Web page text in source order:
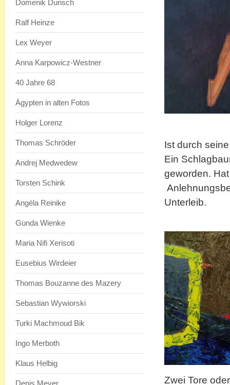
Domenik Dunsch
Ralf Heinze
Lex Weyer
Anna Karpowicz-Westner
40 Jahre 68
Ägypten in alten Fotos
Holger Lorenz
Thomas Schröder
Andrej Medwedew
Torsten Schink
Angéla Reinike
Gunda Wienke
Maria Nifi Xerisoti
Eusebius Wirdeier
Thomas Bouzanne des Mazery
Sebastian Wywiorski
Turki Machmoud Bik
Ingo Merboth
Klaus Helbig
Denis Meyer
Ist durch
Ein
geworden.
Unterleib.
Zwei Tore